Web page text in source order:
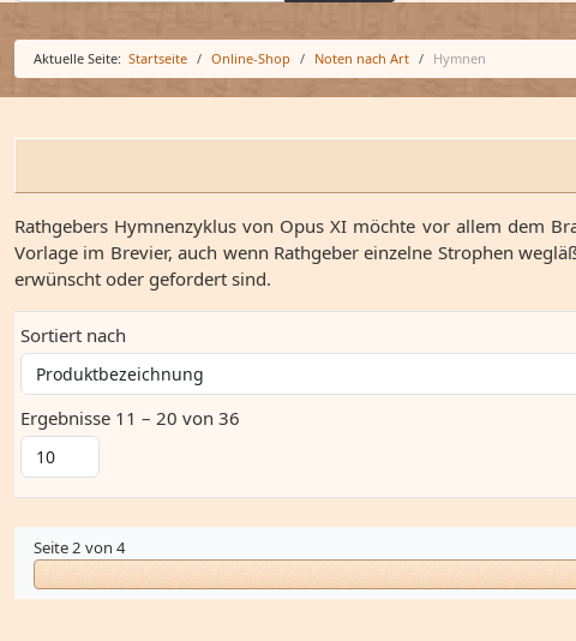
Aktuelle Seite: Startseite Online-Shop Noten nach Art Hymnen
Rathgebers Hymnenzyklus von Opus XI möchte vor allem dem
Vorlage im Brevier, auch wenn Rathgeber einzelne Strophen
erwünscht oder gefordert sind.
Sortiert nach
Ergebnisse 11 – 20 von 36
Seite 2 von 4